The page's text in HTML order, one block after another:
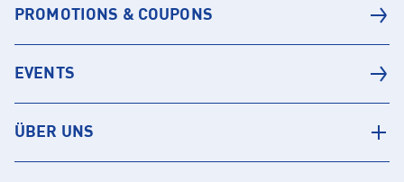
PROMOTIONS & COUPONS
EVENTS
ÜBER UNS